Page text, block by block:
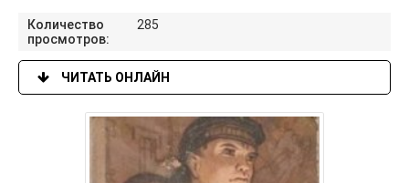
Количество
просмотров:
285
ЧИТАТЬ ОНЛАЙН